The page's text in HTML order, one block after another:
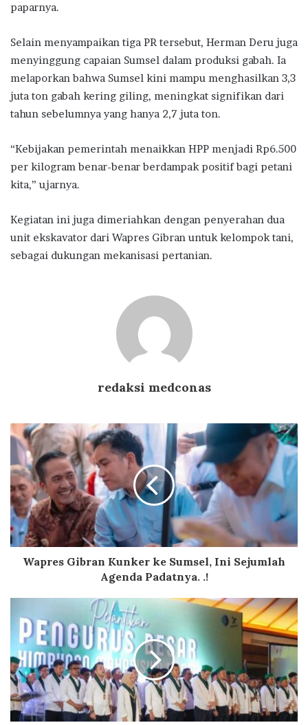
paparnya.
Selain menyampaikan tiga PR tersebut, Herman Deru juga
menyinggung capaian Sumsel dalam produksi gabah. Ia
melaporkan bahwa Sumsel kini mampu menghasilkan 3,3
juta ton gabah kering giling, meningkat signifikan dari
tahun sebelumnya yang hanya 2,7 juta ton.
“Kebijakan pemerintah menaikkan HPP menjadi Rp6.500
per kilogram benar-benar berdampak positif bagi petani
kita,” ujarnya.
Kegiatan ini juga dimeriahkan dengan penyerahan dua
unit ekskavator dari Wapres Gibran untuk kelompok tani,
sebagai dukungan mekanisasi pertanian.
redaksi medconas
Wapres Gibran Kunker ke Sumsel, Ini Sejumlah
Agenda Padatnya. .!